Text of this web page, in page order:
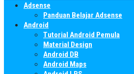
Adsense
Panduan Belajar Adsense
Android
Tutorial Android Pemula
Material Design
Android DB
Android Maps